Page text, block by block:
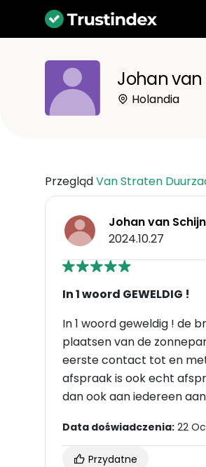
Johan van
Holandia
PrzeglądVan Straten
Johan van
2024.10.27
In 1 woord GEWELDIG !
In 1 woord geweldig ! de broers (Henk en Evert) hebben uitstekend werk
plaatsen van de
eerste contact tot en
afspraak is ook echt afspraak bij Henk en Evert.
dan ook aan iedereen
Data doświadczenia: 22
Przydatne